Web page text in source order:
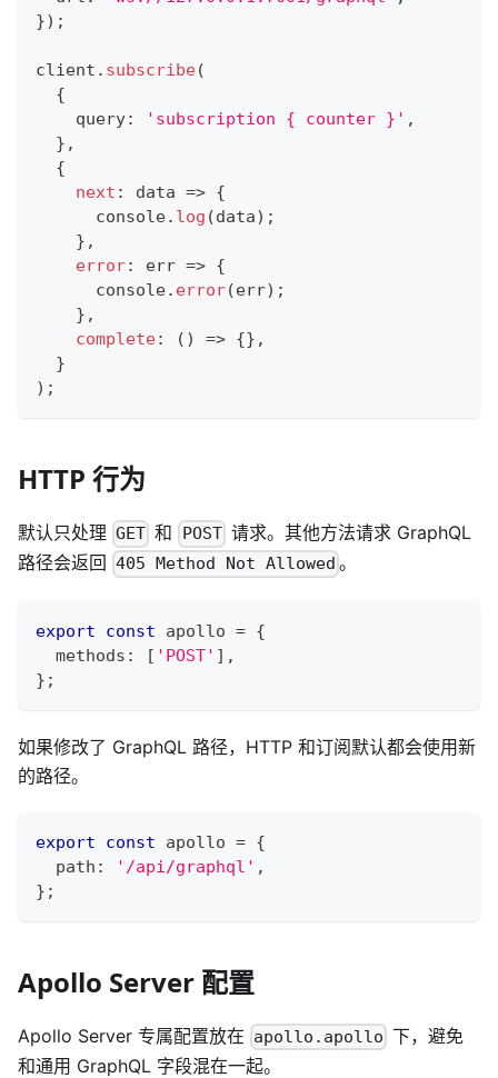
}) ;
client . subscribe(
{
    query
: 'subscription { counter }' ,
} ,
{
next : data => {
console. log (data) ;
} ,
error: err => {
console. error(err) ;
} ,
complete: ( ) => {} ,
}
) ;
HTTP 行为
默认只处理 GET 和 POST 请求。其他方法请求 GraphQL
路径会返回 405 Method Not Allowed 。
export const apollo = {
  methods
: [ 'POST' ] ,
} ;
如果修改了 GraphQL 路径，HTTP 和订阅默认都会使用新
的路径。
export const apollo = {
  path
: '/api/graphql' ,
} ;
Apollo Server 配置
Apollo Server 专属配置放在 apollo.apollo 下，避免
和通用 GraphQL 字段混在一起。